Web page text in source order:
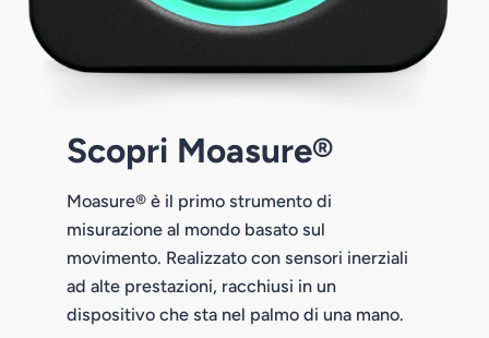
Scopri Moasure®
Moasure® è il primo strumento di
misurazione al mondo basato sul
movimento. Realizzato con sensori inerziali
ad alte prestazioni, racchiusi in un
dispositivo che sta nel palmo di una mano.